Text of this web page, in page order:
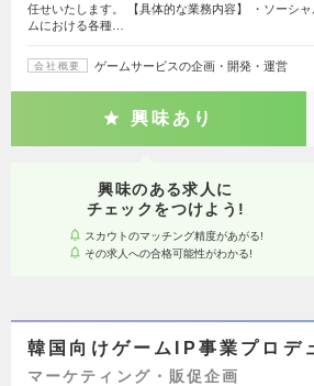
任せいたします。 【具体的な業務内容】 ・ソーシャ
ムにおける各種…
会社概要 ゲームサービスの企画・開発・運営
興味あり
興味のある求人に
チェックをつけよう!
スカウトのマッチング精度があがる!
その求人への合格可能性がわかる!
韓国向けゲームIP事業プロデ
マーケティング・販促企画